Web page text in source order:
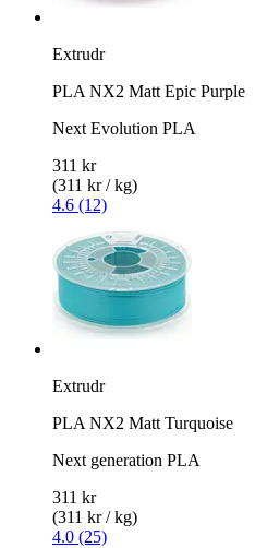
Extrudr
PLA NX2 Matt Epic Purple
Next Evolution PLA
311 kr
(311 kr / kg)
4.6 (12)
Extrudr
PLA NX2 Matt Turquoise
Next generation PLA
311 kr
(311 kr / kg)
4.0 (25)